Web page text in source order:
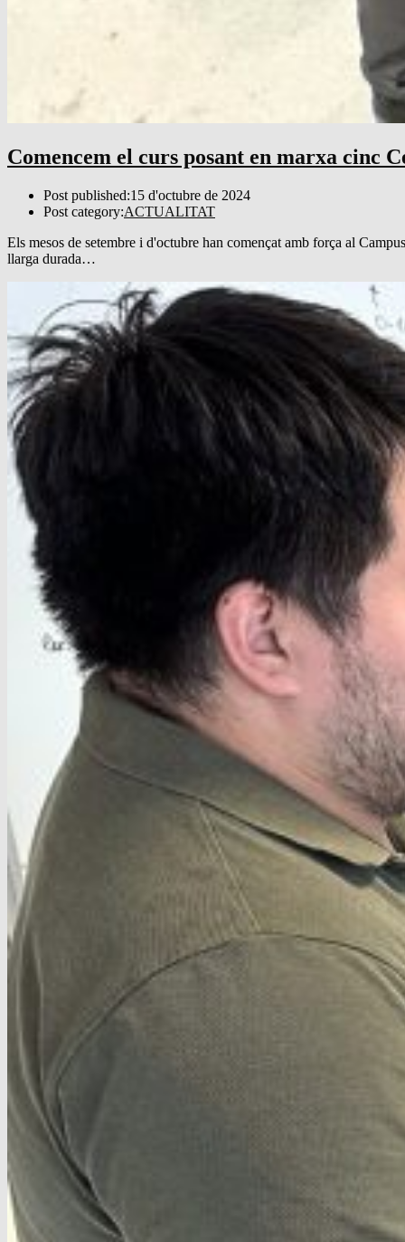
Comencem el curs posant en marxa cinc
Post published:15 d'octubre de 2024
Post category:ACTUALITAT
Els mesos de setembre i d'octubre han començat amb força al
llarga durada…